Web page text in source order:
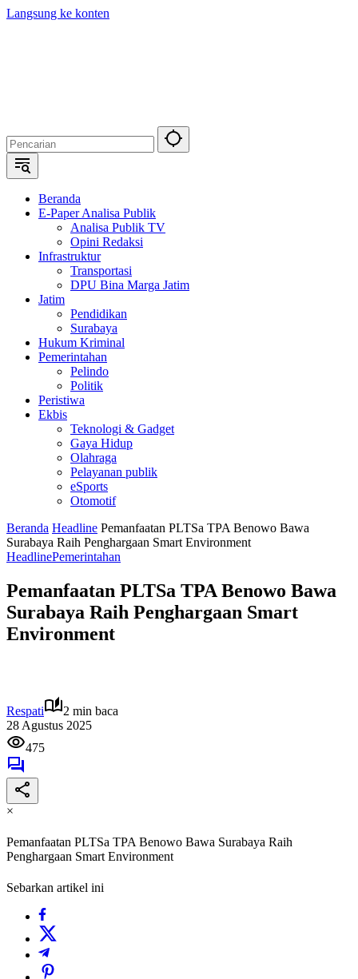
Langsung ke konten
Beranda
E-Paper Analisa Publik
Analisa Publik TV
Opini Redaksi
Infrastruktur
Transportasi
DPU Bina Marga Jatim
Jatim
Pendidikan
Surabaya
Hukum Kriminal
Pemerintahan
Pelindo
Politik
Peristiwa
Ekbis
Teknologi & Gadget
Gaya Hidup
Olahraga
Pelayanan publik
eSports
Otomotif
Beranda Headline Pemanfaatan PLTSa TPA Benowo Bawa
Surabaya Raih Penghargaan Smart Environment
HeadlinePemerintahan
Pemanfaatan PLTSa TPA Benowo Bawa
Surabaya Raih Penghargaan Smart
Environment
Respati
2 min baca
28 Agustus 2025
475
×
Pemanfaatan PLTSa TPA Benowo Bawa Surabaya Raih
Penghargaan Smart Environment
Sebarkan artikel ini